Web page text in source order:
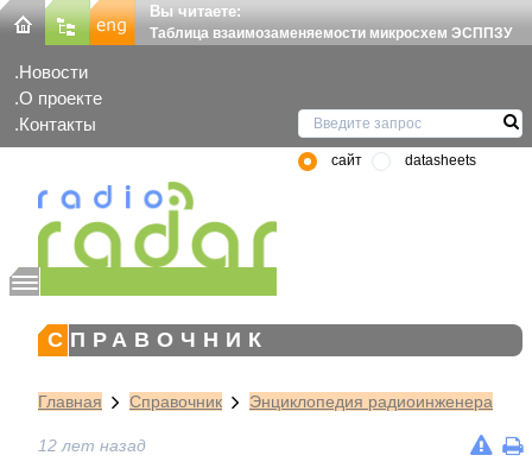
Вы читаете:
Таблица взаимозаменяемости микросхем ЭСППЗУ
Новости
О проекте
Контакты
сайт datasheets
СПРАВОЧНИК
Главная Справочник Энциклопедия радиоинженера
12 лет назад